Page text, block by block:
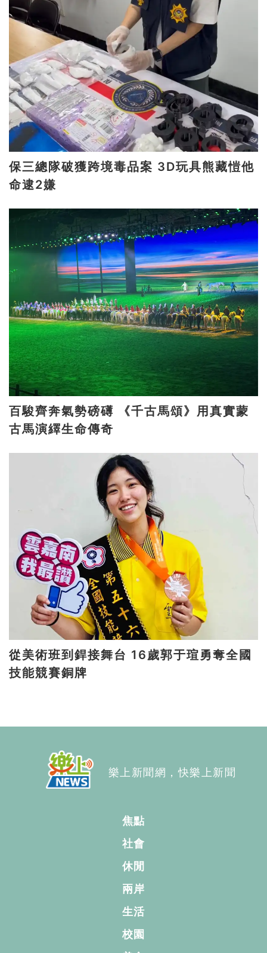
保三總隊破獲跨境毒品案 3D玩具熊藏愷他
命逮2嫌
百駿齊奔氣勢磅礡 《千古馬頌》用真實蒙
古馬演繹生命傳奇
從美術班到銲接舞台 16歲郭于瑄勇奪全國
技能競賽銅牌
樂上新聞網，快樂上新聞
焦點
社會
休閒
兩岸
生活
校園